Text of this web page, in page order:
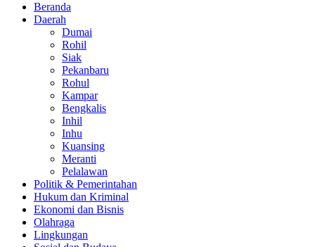
Beranda
Daerah
Dumai
Rohil
Siak
Pekanbaru
Rohul
Kampar
Bengkalis
Inhil
Inhu
Kuansing
Meranti
Pelalawan
Politik & Pemerintahan
Hukum dan Kriminal
Ekonomi dan Bisnis
Olahraga
Lingkungan